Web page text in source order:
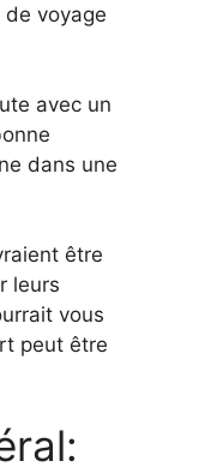
voyage
avec un
dans une
être
leurs
vous
peut être